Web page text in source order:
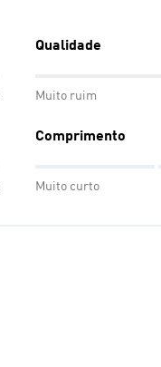
Qualidade
Muito ruim
Comprimento
Muito curto